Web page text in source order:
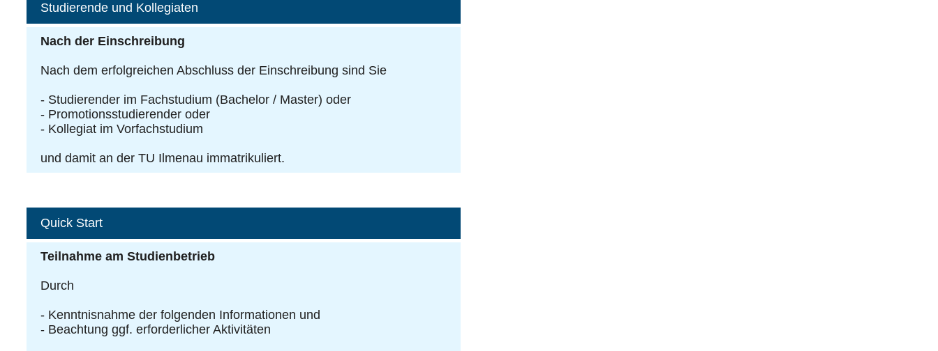
Studierende und Kollegiaten
Nach der Einschreibung
Nach dem erfolgreichen Abschluss der Einschreibung sind Sie
- Studierender im Fachstudium (Bachelor / Master) oder
- Promotionsstudierender oder
- Kollegiat im Vorfachstudium
und damit an der TU Ilmenau immatrikuliert.
Quick Start
Teilnahme am Studienbetrieb
Durch
- Kenntnisnahme der folgenden Informationen und
- Beachtung ggf. erforderlicher Aktivitäten